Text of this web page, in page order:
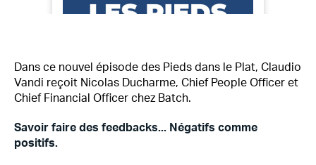
Dans ce nouvel épisode des Pieds dans le Plat, Claudio
Vandi reçoit Nicolas Ducharme, Chief People Officer et
Chief Financial Officer chez Batch.
Savoir faire des feedbacks... Négatifs comme
positifs.